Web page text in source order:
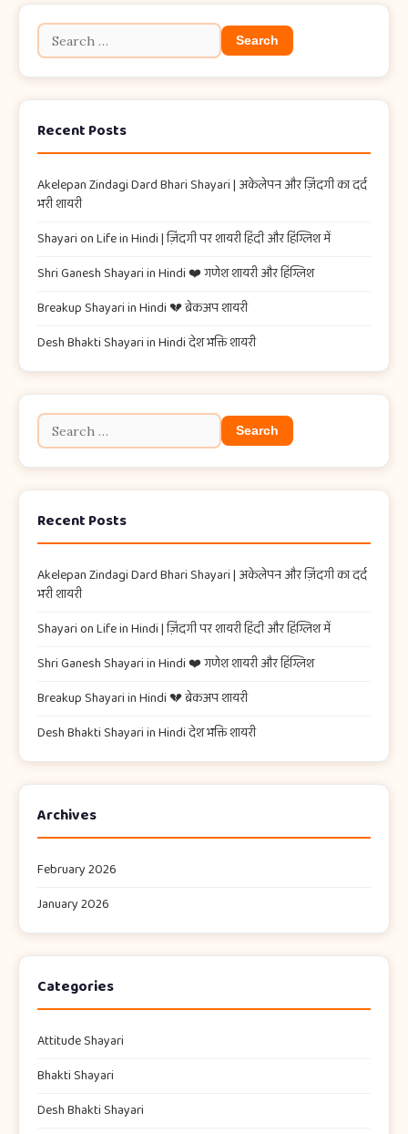
Recent Posts
Akelepan Zindagi Dard Bhari Shayari​ | अकेलेपन और ज़िंदगी का दर्द
भरी शायरी
Shayari on Life in Hindi | ज़िंदगी पर शायरी हिंदी और हिंग्लिश में
Shri Ganesh Shayari in Hindi ❤️ गणेश शायरी और हिंग्लिश
Breakup Shayari in Hindi 💔 ब्रेकअप शायरी
Desh Bhakti Shayari in Hindi देश भक्ति शायरी
Recent Posts
Akelepan Zindagi Dard Bhari Shayari​ | अकेलेपन और ज़िंदगी का दर्द
भरी शायरी
Shayari on Life in Hindi | ज़िंदगी पर शायरी हिंदी और हिंग्लिश में
Shri Ganesh Shayari in Hindi ❤️ गणेश शायरी और हिंग्लिश
Breakup Shayari in Hindi 💔 ब्रेकअप शायरी
Desh Bhakti Shayari in Hindi देश भक्ति शायरी
Archives
February 2026
January 2026
Categories
Attitude Shayari
Bhakti Shayari
Desh Bhakti Shayari